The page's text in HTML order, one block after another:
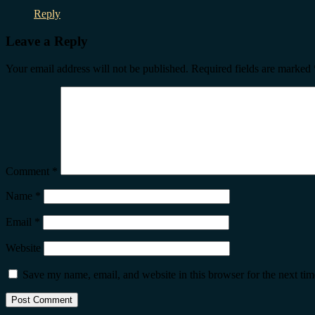
Reply
Leave a Reply
Your email address will not be published. Required fields are marked
Comment *
Name *
Email *
Website
Save my name, email, and website in this browser for the next